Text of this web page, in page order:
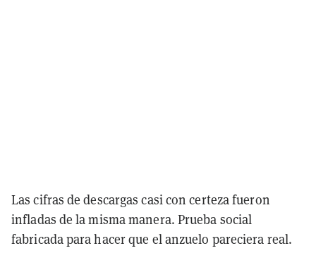
Las cifras de descargas casi con certeza fueron
infladas de la misma manera. Prueba social
fabricada para hacer que el anzuelo pareciera real.